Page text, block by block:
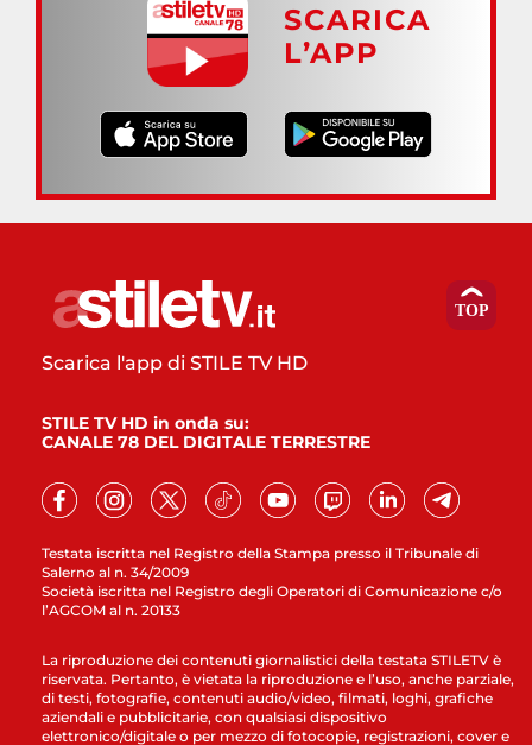
SCARICA
L’APP
Testata iscritta nel Registro della Stampa presso il Tribunale di
Salerno al n. 34/2009
Società iscritta nel Registro degli Operatori di Comunicazione c/o
l’AGCOM al n. 20133
Scarica l'app di STILE TV HD
STILE TV HD in onda su:
CANALE 78 DEL DIGITALE TERRESTRE
La riproduzione dei contenuti giornalistici della testata STILETV è
riservata. Pertanto, è vietata la riproduzione e l’uso, anche parziale,
di testi, fotografie, contenuti audio/video, filmati, loghi, grafiche
aziendali e pubblicitarie, con qualsiasi dispositivo
elettronico/digitale o per mezzo di fotocopie, registrazioni, cover e